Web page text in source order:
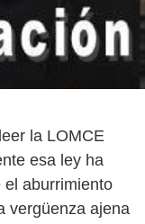
la LOMCE
esa ley ha
el aburrimiento
vergüenza ajena